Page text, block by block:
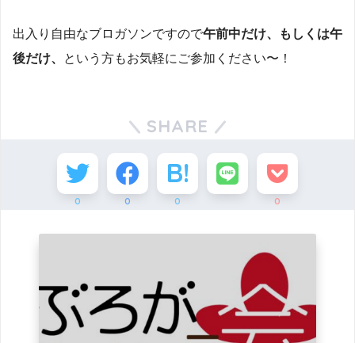
出入り自由なブロガソンですので午前中だけ、もしくは午
後だけ、
という方もお気軽にご参加ください〜！
SHARE
0 0 0 0